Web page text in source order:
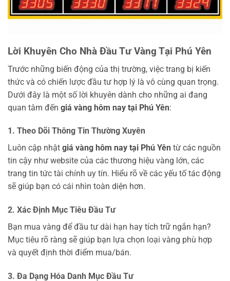
Lời Khuyên Cho Nhà Đầu Tư Vàng Tại Phú Yên
Trước những biến động của thị trường, việc trang bị kiến
thức và có chiến lược đầu tư hợp lý là vô cùng quan trọng.
Dưới đây là một số lời khuyên dành cho những ai đang
quan tâm đến giá vàng hôm nay tại Phú Yên:
1. Theo Dõi Thông Tin Thường Xuyên
Luôn cập nhật giá vàng hôm nay tại Phú Yên từ các nguồn
tin cậy như website của các thương hiệu vàng lớn, các
trang tin tức tài chính uy tín. Hiểu rõ về các yếu tố tác động
sẽ giúp bạn có cái nhìn toàn diện hơn.
2. Xác Định Mục Tiêu Đầu Tư
Bạn mua vàng để đầu tư dài hạn hay tích trữ ngắn hạn?
Mục tiêu rõ ràng sẽ giúp bạn lựa chọn loại vàng phù hợp
và quyết định thời điểm mua/bán.
3. Đa Dạng Hóa Danh Mục Đầu Tư